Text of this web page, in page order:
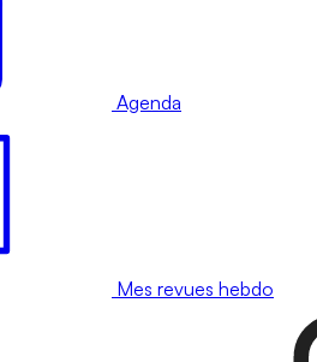
Agenda
Mes revues hebdo